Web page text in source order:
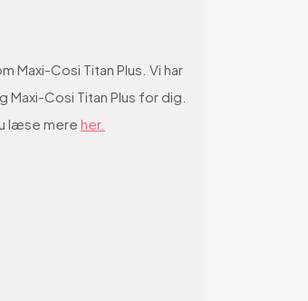
Maxi-Cosi Titan Plus. Vi har
Cosi Titan Plus for dig.
læse mere her.